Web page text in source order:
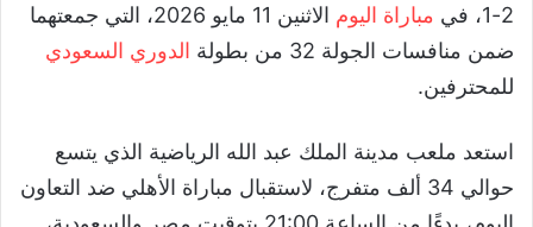
2-1، في
مباراة اليوم
الاثنين 11 مايو 2026، التي جمعتهما
ضمن منافسات الجولة 32 من بطولة
الدوري السعودي
للمحترفين.
استعد ملعب مدينة الملك عبد الله الرياضية الذي يتسع
حوالي 34 ألف متفرج، لاستقبال مباراة الأهلي ضد التعاون